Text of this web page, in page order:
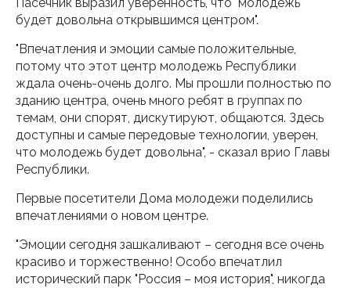
будет довольна открывшимся центром".
"Впечатления и эмоции самые положительные,
потому что этот центр молодежь Республики
ждала очень-очень долго. Мы прошли полностью по
зданию центра, очень много ребят в группах по
темам, они спорят, дискутируют, общаются. Здесь
доступны и самые передовые технологии, уверен,
что молодежь будет довольна", - сказал врио Главы
Республики.
Первые посетители Дома молодежи поделились
впечатлениями о новом центре.
"Эмоции сегодня зашкаливают – сегодня все очень
красиво и торжественно! Особо впечатлил
исторический парк "Россия – моя история", никогда